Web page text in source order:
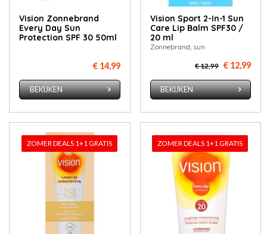
Vision Zonnebrand
Every Day Sun
Protection SPF 30 50ml
€ 14,99
BEKIJKEN
Vision Sport 2-In-1 Sun
Care Lip Balm SPF30 /
20 ml
Zonnebrand, sun
€ 12,99 € 12,99
BEKIJKEN
ZOMER DEALS 1+1 GRATIS ZOMER DEALS 1+1 GRATIS